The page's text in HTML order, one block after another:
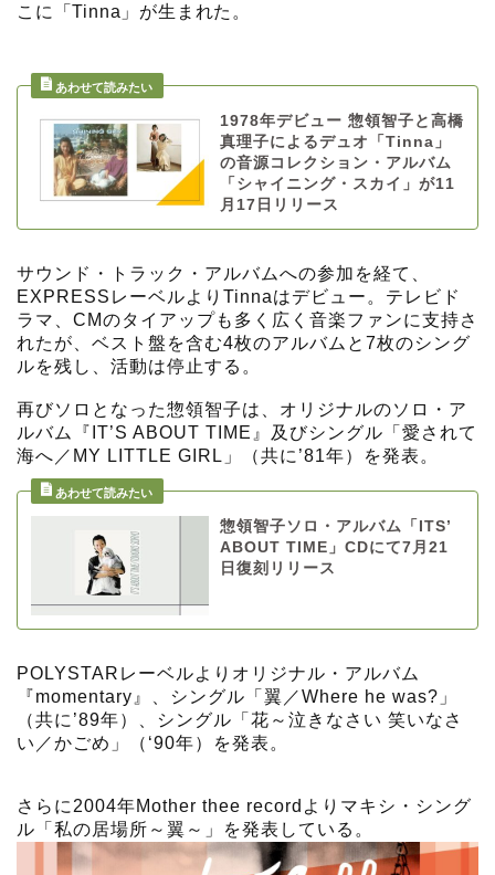
こに「Tinna」が生まれた。
1978年デビュー 惣領智子と高橋
真理子によるデュオ「Tinna」
の音源コレクション・アルバム
「シャイニング・スカイ」が11
月17日リリース
サウンド・トラック・アルバムへの参加を経て、
EXPRESSレーベルよりTinnaはデビュー。テレビド
ラマ、CMのタイアップも多く広く音楽ファンに支持さ
れたが、ベスト盤を含む4枚のアルバムと7枚のシング
ルを残し、活動は停止する。
再びソロとなった惣領智子は、オリジナルのソロ・ア
ルバム『IT’S ABOUT TIME』及びシングル「愛されて
海へ／MY LITTLE GIRL」（共に’81年）を発表。
惣領智子ソロ・アルバム「ITS’
ABOUT TIME」CDにて7月21
日復刻リリース
POLYSTARレーベルよりオリジナル・アルバム
『momentary』、シングル「翼／Where he was?」
（共に’89年）、シングル「花～泣きなさい 笑いなさ
い／かごめ」（‘90年）を発表。
さらに2004年Mother thee recordよりマキシ・シング
ル「私の居場所～翼～」を発表している。